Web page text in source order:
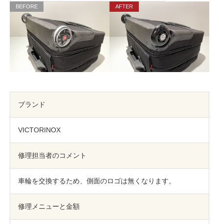
スニーカー修理 靴磨き
カバンの修理 時計修理・電池交換
合鍵の作製
印鑑・はんこの作製 ダビング
包丁研ぎ 杖先の修理
店舗を探す
オンライン修理見積もりサービス（配送修理）
ブランド
VICTORINOX
修理担当者のコメント
車輪を交換するため、側面のロゴは無くなります。
修理メニューと金額